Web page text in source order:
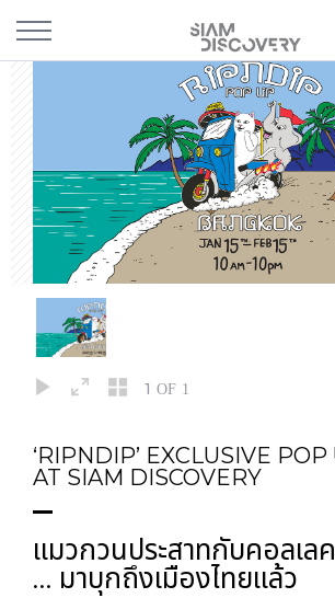
1 OF 1
‘RIPNDIP’ EXCLUSIVE
AT SIAM DISCOVERY
แมวกวนประสาทกับคอลเล
… มาบุกถึงเมืองไทยแล้ว